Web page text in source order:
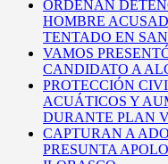
ORDENAN
HOMBRE
TENTADO EN
VAMOS
CANDIDATO A
PROTECCIÓN
ACUÁTICOS Y
DURANTE PLAN
CAPTURAN A
PRESUNTA